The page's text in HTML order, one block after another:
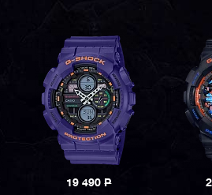
19 490P